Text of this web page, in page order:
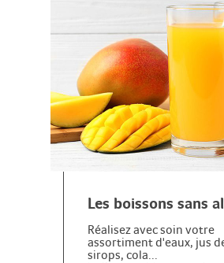
Les boissons sans
Réalisez avec soin votre
assortiment d'eaux, jus
sirops, cola...